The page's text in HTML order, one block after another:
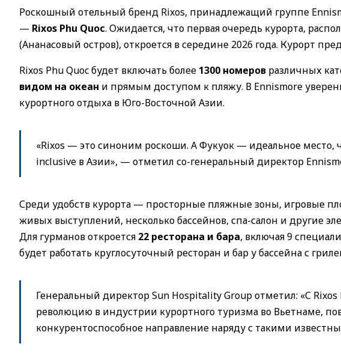
Роскошный отельный бренд Rixos, принадлежащий группе
— Rixos Phu Quoc. Ожидается, что первая очередь курорта,
(Ананасовый остров), откроется в середине 2026 года. Курорт
Rixos Phu Quoc будет включать более 1300 номеров различных
видом на океан и прямым доступом к пляжу. В Ennismore
курортного отдыха в Юго-Восточной Азии.
«Rixos — это синоним роскоши. А Фукуок — идеальное место,
inclusive в Азии», — отметил со-генеральный директор
Среди удобств курорта — просторные пляжные зоны, игровые
живых выступлений, несколько бассейнов, спа-салон и другие
Для гурманов откроется 22 ресторана и бара, включая 9
будет работать круглосуточный ресторан и бар у бассейна с
Генеральный директор Sun Hospitality Group отметил: «С
революцию в индустрии курортного туризма во Вьетнаме,
конкурентоспособное направление наряду с такими